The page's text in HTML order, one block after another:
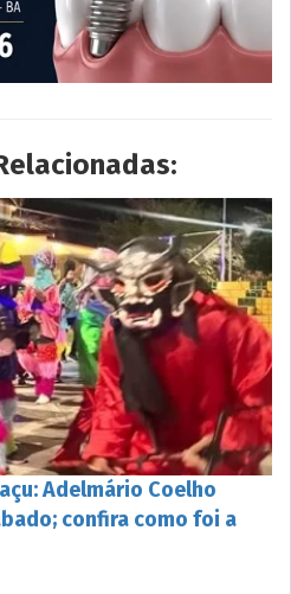
Adelmário Coelho
confira como foi a